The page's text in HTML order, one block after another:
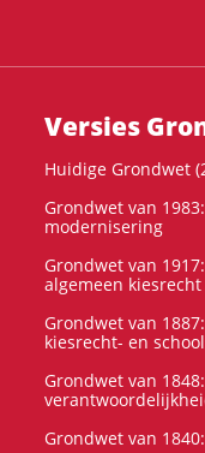
Versies
Huidige Grondwet
Grondwet van
modernisering
Grondwet van
algemeen kiesrecht
Grondwet van
kiesrecht- en
Grondwet van
Grondwet van